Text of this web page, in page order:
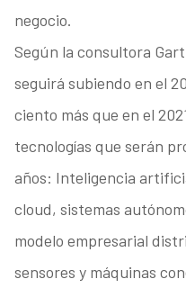
negocio.
Según la consultora
seguirá subiendo en el
ciento más que en el
tecnologías que serán
años: Inteligencia
cloud, sistemas
modelo empresarial
sensores y máquinas